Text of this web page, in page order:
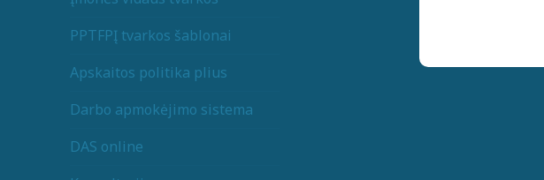
PPTFPĮ tvarkos šablonai
Apskaitos politika plius
Darbo apmokėjimo sistema
DAS online